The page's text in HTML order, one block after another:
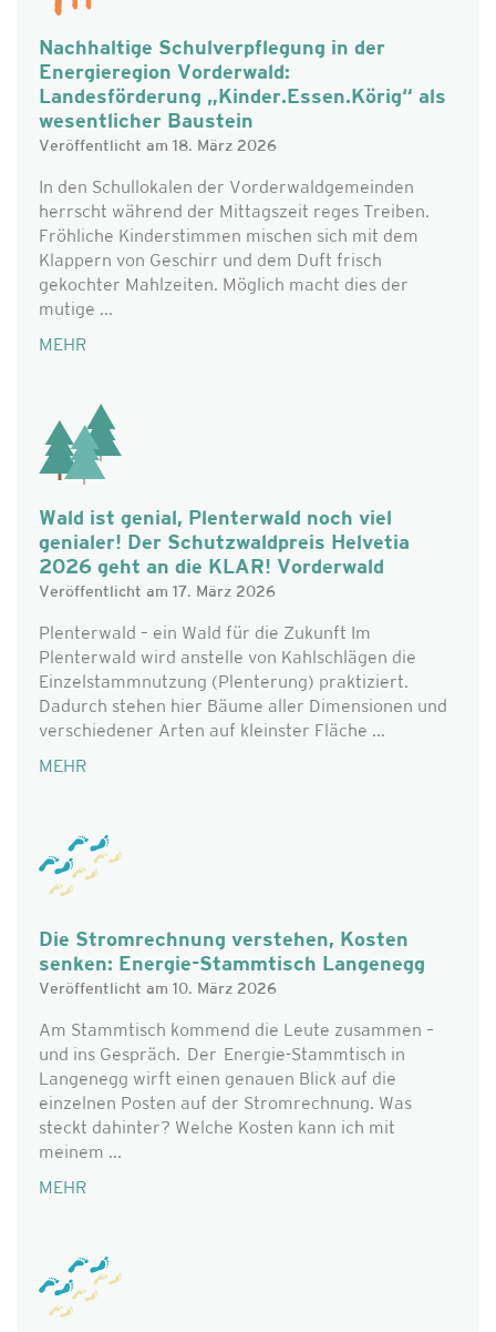
Nachhaltige Schulverpflegung in der
Energieregion Vorderwald:
Landesförderung „Kinder.Essen.Körig“ als
wesentlicher Baustein
Veröffentlicht am 18. März 2026
In den Schullokalen der Vorderwaldgemeinden
herrscht während der Mittagszeit reges Treiben.
Fröhliche Kinderstimmen mischen sich mit dem
Klappern von Geschirr und dem Duft frisch
gekochter Mahlzeiten. Möglich macht dies der
mutige ...
MEHR
Wald ist genial, Plenterwald noch viel
genialer! Der Schutzwaldpreis Helvetia
2026 geht an die KLAR! Vorderwald
Veröffentlicht am 17. März 2026
Plenterwald – ein Wald für die Zukunft Im
Plenterwald wird anstelle von Kahlschlägen die
Einzelstammnutzung (Plenterung) praktiziert.
Dadurch stehen hier Bäume aller Dimensionen und
verschiedener Arten auf kleinster Fläche ...
MEHR
Die Stromrechnung verstehen, Kosten
senken: Energie-Stammtisch Langenegg
Veröffentlicht am 10. März 2026
Am Stammtisch kommend die Leute zusammen –
und ins Gespräch. Der Energie-Stammtisch in
Langenegg wirft einen genauen Blick auf die
einzelnen Posten auf der Stromrechnung. Was
steckt dahinter? Welche Kosten kann ich mit
meinem ...
MEHR